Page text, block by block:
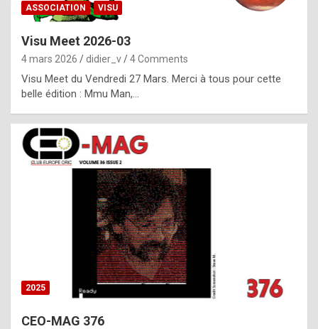
p
l
c
h
i
s
t
o
r
ASSOCIATION VISU
Visu Meet 2026-03
4 mars 2026 didier_v 4 Comments
Visu Meet du Vendredi 27 Mars. Merci à tous pour cette
belle édition : Mmu Man,…
2025
CEO-MAG 376